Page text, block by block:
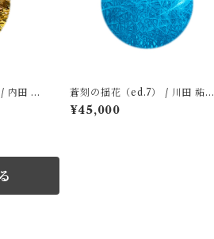
内田 勝
蒼刻の揺花（ed.7） / 川田 祐子
Kawada Yuko
¥45,000